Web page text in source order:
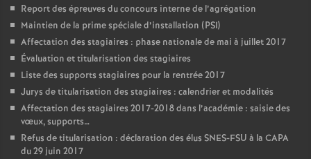
Report des épreuves du concours interne de l’agrégation
Maintien de la prime spéciale d’installation (PSI)
Affectation des stagiaires : phase nationale de mai à juillet 2017
Évaluation et titularisation des stagiaires
Liste des supports stagiaires pour la rentrée 2017
Jurys de titularisation des stagiaires : calendrier et modalités
Affectation des stagiaires 2017-2018 dans l’académie : saisie des
vœux, supports…
Refus de titularisation : déclaration des élus SNES-FSU à la CAPA
du 29 juin 2017